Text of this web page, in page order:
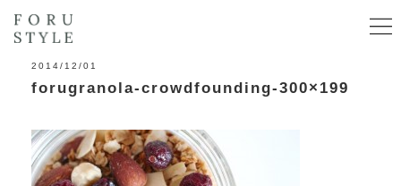
2014/12/01
forugranola-crowdfounding-300×199